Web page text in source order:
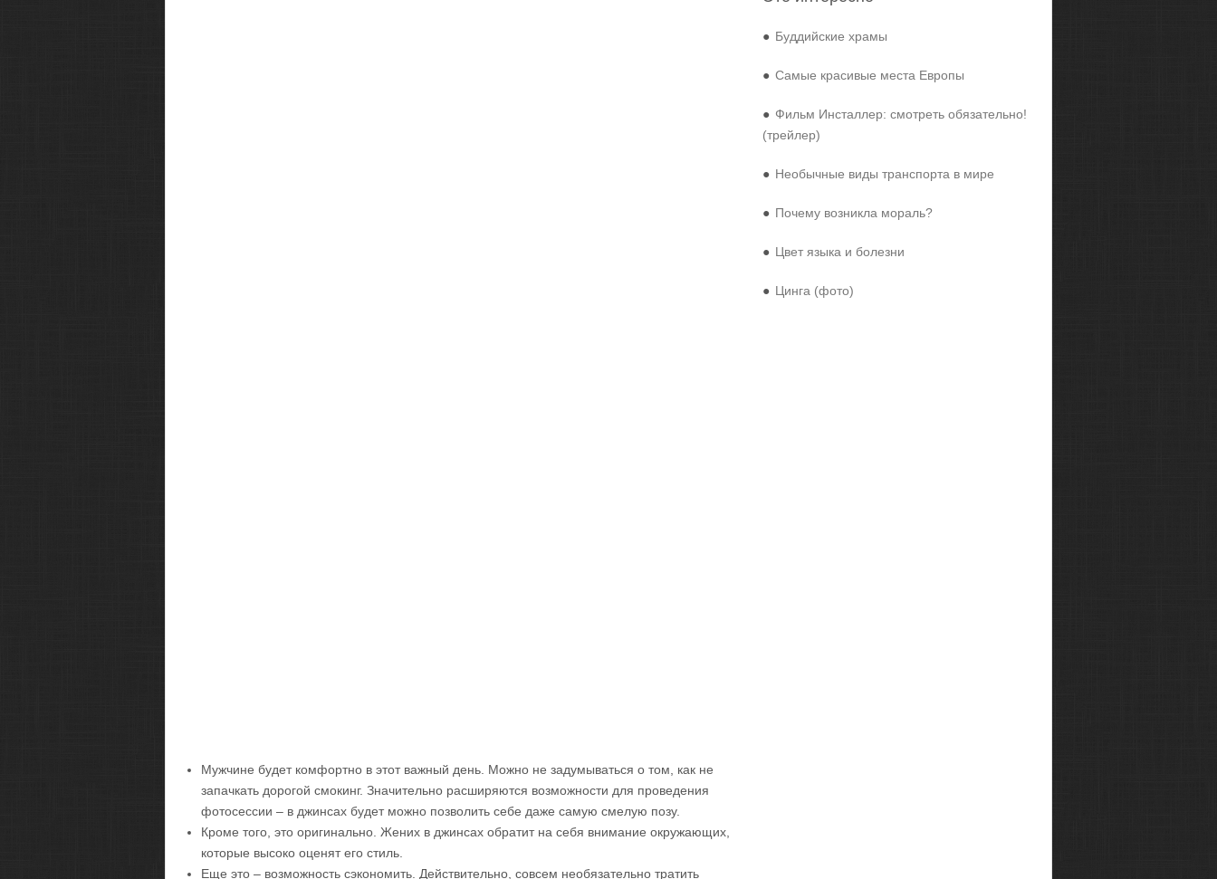
Мужчине будет комфортно в этот важный день. Можно не задумываться о том, как не
запачкать дорогой смокинг. Значительно расширяются возможности для проведения
фотосессии – в джинсах будет можно позволить себе даже самую смелую позу.
Кроме того, это оригинально. Жених в джинсах обратит на себя внимание окружающих,
которые высоко оценят его стиль.
Еще это – возможность сэкономить. Действительно, совсем необязательно тратить
● Буддийские храмы
● Самые красивые места Европы
● Фильм Инсталлер: смотреть обязательно!
(трейлер)
● Необычные виды транспорта в мире
● Почему возникла мораль?
● Цвет языка и болезни
● Цинга (фото)